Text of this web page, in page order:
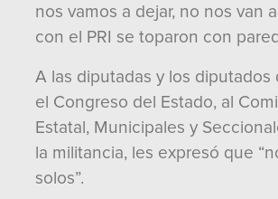
nos vamos a dejar, no nos van
con el PRI se toparon con
A las diputadas y los diputados
el Congreso del Estado, al
Estatal, Municipales y
la militancia, les expresó que
solos”.